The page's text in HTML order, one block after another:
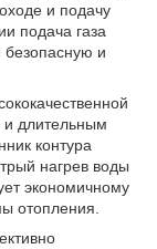
и подачу
подача газа
безопасную и
и длительным
контура
нагрев воды
экономичному
отопления.